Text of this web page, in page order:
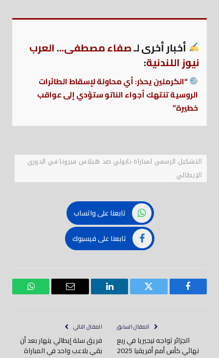
أخبار أخرى لـصفاء مصطفى... العرب
نيوز اللندنية:
“الكرملين يحذر: أي محاولة لإسقاط الطائرات
الروسية تنتهك أجواء الناتو ستؤدي إلى عواقب
خطيرة”
التشكيل الرسمي لمباراة نابولي ضد هيلاس فيرونا في الدوري
الإيطالي
تابعنا على واتساب
تابعنا على فيسبوك
فيسبوك تويتر لينكدود
بريد
واتساب
المقال السابق
الجزائر تواجه نيجيريا في ربع
نهائي كأس أمم أفريقيا 2025
المقال التالي
فريق سلة إيطالي ينهار بعد أن
بقي بلاعب واحد في المباراة